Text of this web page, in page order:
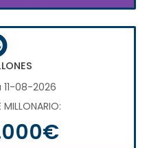
08-2026